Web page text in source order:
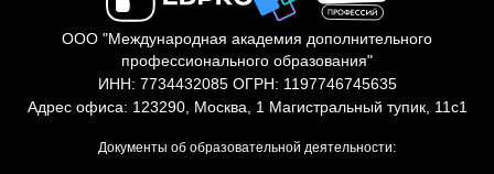
ООО "Международная академия дополнительного
профессионального образования"
ИНН: 7734432085 ОГРН: 1197746745635
Адрес офиса: 123290, Москва, 1 Магистральный тупик, 11с1
Документы об образовательной деятельности: